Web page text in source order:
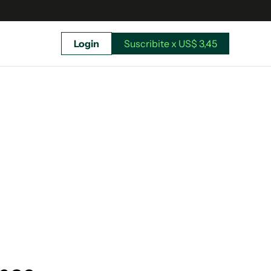
Login Suscribite x US$ 3,45